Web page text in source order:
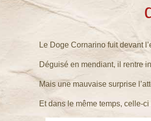
Le Doge Cornarino fuit devant
Déguisé en mendiant, il rentre
Mais une mauvaise surprise
Et dans le même temps, celle-